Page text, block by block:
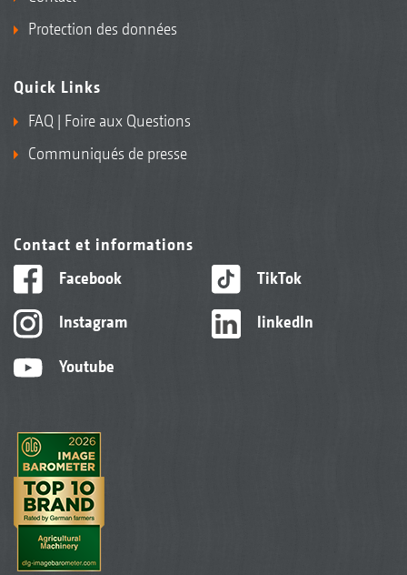
Protection des données
Quick Links
FAQ | Foire aux Questions
Communiqués de presse
Contact et informations
Facebook
Instagram
Youtube
TikTok
linkedIn